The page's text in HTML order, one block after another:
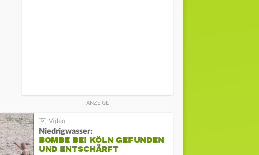
Niedrigwasser:
BOMBE BEI KÖLN GEFUNDEN
UND ENTSCHÄRFT